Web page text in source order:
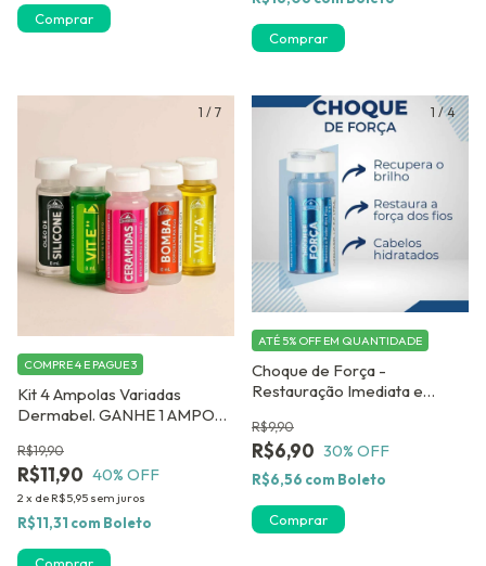
Comprar
Comprar
1 / 7
Kit 4 Ampolas Variadas
Dermabel. GANHE 1 AMPOLA
no Combate a Queda 2,8 ML
R$11,90
R$19,90
40% OFF
2 x de R$5,95 sem juros
COMPRE 4 E PAGUE 3
R$11,31 com Boleto
1 /4
Choque de Força -
Restauração Imediata e
R$6,90
R$9,90
30% OFF
ATÉ 5% OFF EM QUANTIDADE
R$6,56 com Boleto
Comprar